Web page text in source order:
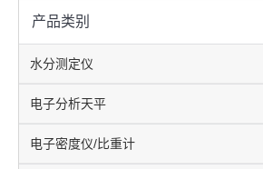
产品类别
水分测定仪
电子分析天平
电子密度仪/比重计